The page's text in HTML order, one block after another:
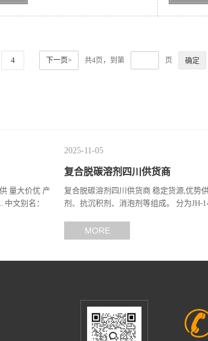
4 下一页> 共4页，到第 页
量大价优 产
文别名：
2025-11-05
复合脱碳溶剂四川供货商
复合脱碳溶剂四川供货商 稳定货源,优势
剂、抗沉积剂、消泡剂等组成。 分为JH-
MORE